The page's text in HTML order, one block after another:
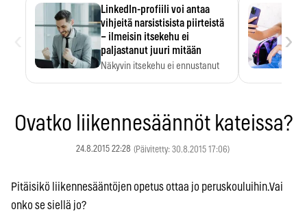
LinkedIn-profiili voi antaa
vihjeitä narsistisista piirteistä
– ilmeisin itsekehu ei
paljastanut juuri mitään
Näkyvin itsekehu ei ennustanut
›
Ovatko liikennesäännöt kateissa?
24.8.2015 22:28 (Päivitetty: 30.8.2015 17:06)
Pitäisikö liikennesääntöjen opetus ottaa jo peruskouluihin.Vai
onko se siellä jo?